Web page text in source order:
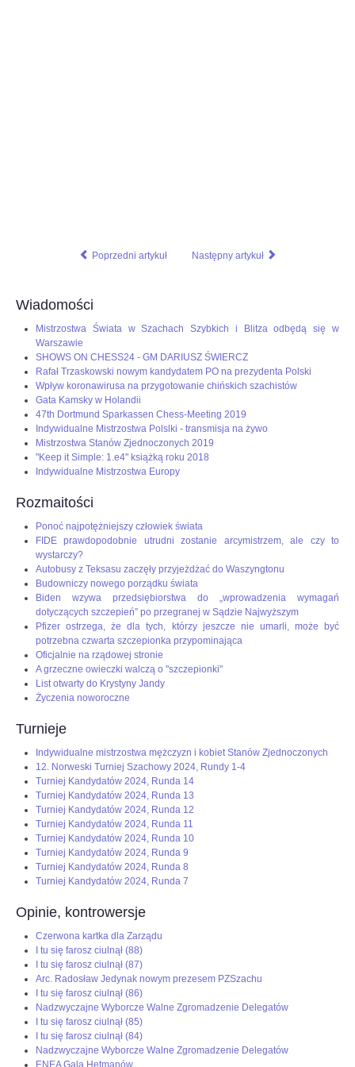
Poprzedni artykuł Następny artykuł
Wiadomości
Mistrzostwa Świata w Szachach Szybkich i Blitza odbędą się w
Warszawie
SHOWS ON CHESS24 - GM DARIUSZ ŚWIERCZ
Rafał Trzaskowski nowym kandydatem PO na prezydenta Polski
Wpływ koronawirusa na przygotowanie chińskich szachistów
Gata Kamsky w Holandii
47th Dortmund Sparkassen Chess-Meeting 2019
Indywidualne Mistrzostwa Polslki - transmisja na żywo
Mistrzostwa Stanów Zjednoczonych 2019
"Keep it Simple: 1.e4" książką roku 2018
Indywidualne Mistrzostwa Europy
Rozmaitości
Ponoć najpotężniejszy człowiek świata
FIDE prawdopodobnie utrudni zostanie arcymistrzem, ale czy to
wystarczy?
Autobusy z Teksasu zaczęły przyjeżdżać do Waszyngtonu
Budowniczy nowego porządku świata
Biden wzywa przedsiębiorstwa do „wprowadzenia wymagań
dotyczących szczepień” po przegranej w Sądzie Najwyższym
Pfizer ostrzega, że dla tych, którzy jeszcze nie umarli, może być
potrzebna czwarta szczepionka przypominająca
Oficjalnie na rządowej stronie
A grzeczne owieczki walczą o "szczepionki"
List otwarty do Krystyny Jandy
Życzenia noworoczne
Turnieje
Indywidualne mistrzostwa mężczyzn i kobiet Stanów Zjednoczonych
12. Norweski Turniej Szachowy 2024, Rundy 1-4
Turniej Kandydatów 2024, Runda 14
Turniej Kandydatów 2024, Runda 13
Turniej Kandydatów 2024, Runda 12
Turniej Kandydatów 2024, Runda 11
Turniej Kandydatów 2024, Runda 10
Turniej Kandydatów 2024, Runda 9
Turniej Kandydatów 2024, Runda 8
Turniej Kandydatów 2024, Runda 7
Opinie, kontrowersje
Czerwona kartka dla Zarządu
I tu się farosz ciulnął (88)
I tu się farosz ciulnął (87)
Arc. Radosław Jedynak nowym prezesem PZSzachu
I tu się farosz ciulnął (86)
Nadzwyczajne Wyborcze Walne Zgromadzenie Delegatów
I tu się farosz ciulnął (85)
I tu się farosz ciulnął (84)
Nadzwyczajne Wyborcze Walne Zgromadzenie Delegatów
ENEA Gala Hetmanów